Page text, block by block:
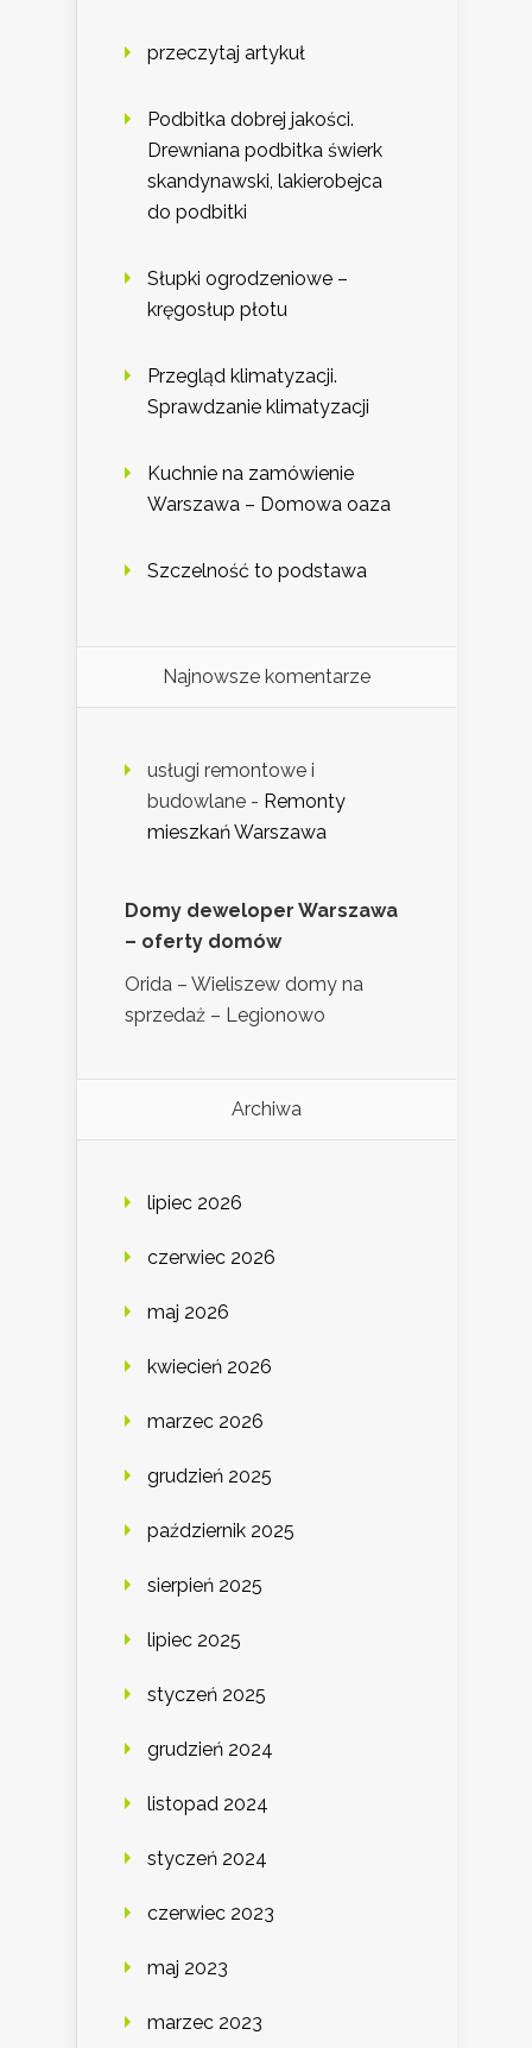
przeczytaj artykuł
Podbitka dobrej jakości.
Drewniana podbitka świerk
skandynawski, lakierobejca
do podbitki
Słupki ogrodzeniowe –
kręgosłup płotu
Przegląd klimatyzacji.
Sprawdzanie klimatyzacji
Kuchnie na zamówienie
Warszawa – Domowa oaza
Szczelność to podstawa
Najnowsze komentarze
usługi remontowe i
budowlane - Remonty
mieszkań Warszawa
Domy deweloper Warszawa
– oferty domów
Orida – Wieliszew domy na
sprzedaż – Legionowo
Archiwa
lipiec 2026
czerwiec 2026
maj 2026
kwiecień 2026
marzec 2026
grudzień 2025
październik 2025
sierpień 2025
lipiec 2025
styczeń 2025
grudzień 2024
listopad 2024
styczeń 2024
czerwiec 2023
maj 2023
marzec 2023